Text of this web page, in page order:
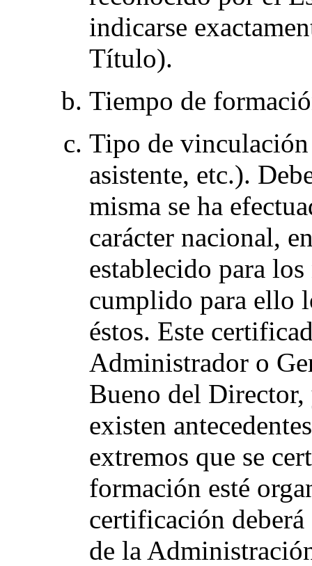
indicarse
Título).
Tiempo de
Tipo de
asistente, etc.).
misma se ha
carácter nacional,
establecido para
cumplido para ello
éstos. Este
Administrador o
Bueno del Director,
existen
extremos que se
formación esté
certificación
de la